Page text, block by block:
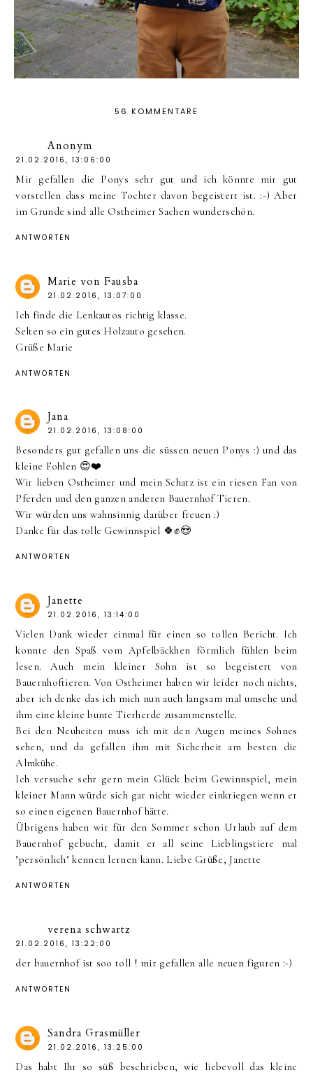
56 KOMMENTARE
Anonym
21.02.2016, 13:06:00
Mir gefallen die Ponys sehr gut und ich könnte mir gut
vorstellen dass meine Tochter davon begeistert ist. :-) Aber
im Grunde sind alle Ostheimer Sachen wunderschön.
ANTWORTEN
Marie von Fausba
21.02.2016, 13:07:00
Ich finde die Lenkautos richtig klasse.
Selten so ein gutes Holzauto gesehen.
Grüße Marie
ANTWORTEN
Jana
21.02.2016, 13:08:00
Besonders gut gefallen uns die süssen neuen Ponys :) und das
kleine Fohlen 😍❤️
Wir lieben Ostheimer und mein Schatz ist ein riesen Fan von
Pferden und den ganzen anderen Bauernhof Tieren.
Wir würden uns wahnsinnig darüber freuen :)
Danke für das tolle Gewinnspiel 🍀✊😍
ANTWORTEN
Janette
21.02.2016, 13:14:00
Vielen Dank wieder einmal für einen so tollen Bericht. Ich
konnte den Spaß vom Apfelbäckhen förmlich fühlen beim
lesen. Auch mein kleiner Sohn ist so begeistert von
Bauernhoftieren. Von Ostheimer haben wir leider noch nichts,
aber ich denke das ich mich nun auch langsam mal umsehe und
ihm eine kleine bunte Tierherde zusammenstelle.
Bei den Neuheiten muss ich mit den Augen meines Sohnes
sehen, und da gefallen ihm mit Sicherheit am besten die
Almkühe.
Ich versuche sehr gern mein Glück beim Gewinnspiel, mein
kleiner Mann würde sich gar nicht wieder einkriegen wenn er
so einen eigenen Bauernhof hätte.
Übrigens haben wir für den Sommer schon Urlaub auf dem
Bauernhof gebucht, damit er all seine Lieblingstiere mal
"persönlich" kennen lernen kann. Liebe Grüße, Janette
ANTWORTEN
verena schwartz
21.02.2016, 13:22:00
der bauernhof ist soo toll ! mir gefallen alle neuen figuren :-)
ANTWORTEN
Sandra Grasmüller
21.02.2016, 13:25:00
Das habt Ihr so süß beschrieben, wie liebevoll das kleine